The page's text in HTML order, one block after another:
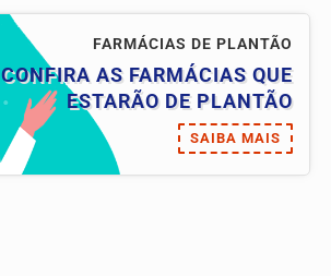
FARMÁCIAS DE PLANTÃO
CONFIRA AS FARMÁCIAS QUE
ESTARÃO DE PLANTÃO
SAIBA MAIS